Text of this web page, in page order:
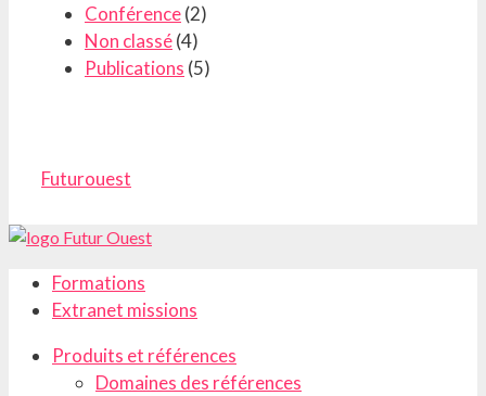
Conférence(2)
Non classé(4)
Publications (5)
Futurouest
Formations
Extranet missions
Produits et références
Domaines des références